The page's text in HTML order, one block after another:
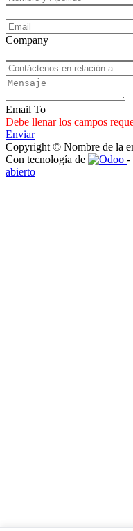
Company
Email To
Debe llenar los campos
Enviar
Copyright © Nombre de la
Con tecnología de
-
abierto